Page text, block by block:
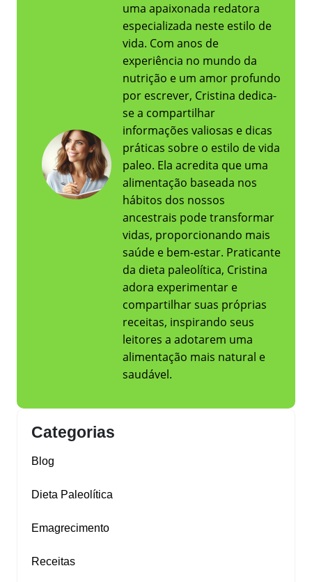
uma apaixonada redatora
especializada neste estilo de
vida. Com anos de
experiência no mundo da
nutrição e um amor profundo
por escrever, Cristina dedica-
se a compartilhar
informações valiosas e dicas
práticas sobre o estilo de vida
paleo. Ela acredita que uma
alimentação baseada nos
hábitos dos nossos
ancestrais pode transformar
vidas, proporcionando mais
saúde e bem-estar. Praticante
da dieta paleolítica, Cristina
adora experimentar e
compartilhar suas próprias
receitas, inspirando seus
leitores a adotarem uma
alimentação mais natural e
saudável.
Categorias
Blog
Dieta Paleolítica
Emagrecimento
Receitas